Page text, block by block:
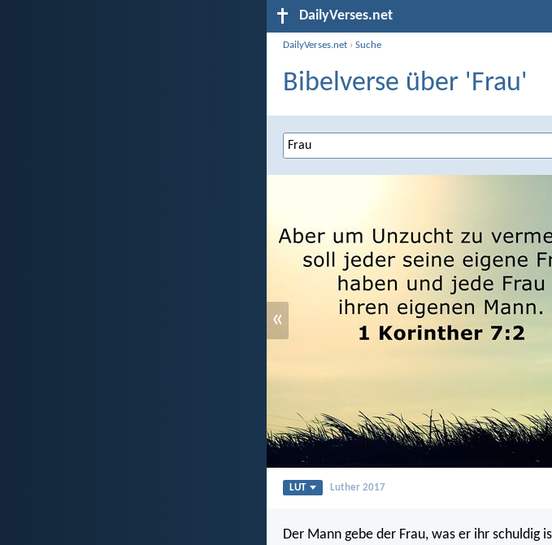
DailyVerses.net
DailyVerses.net ›Suche
Bibelverse über 'Frau'
«
LUT Luther 2017
Der Mann gebe der Frau, was er ihr schuldig